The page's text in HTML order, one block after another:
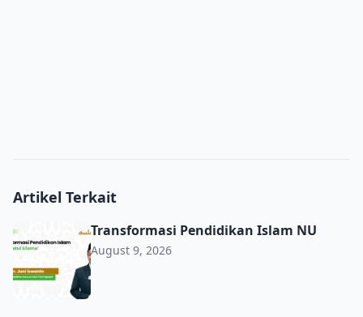
Artikel Terkait
Transformasi Pendidikan Islam NU
Transformasi Pendidikan Islam NU
August 9, 2026